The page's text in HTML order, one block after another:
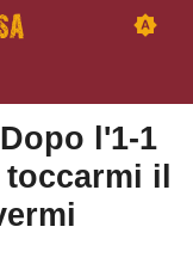
l'1-1
il